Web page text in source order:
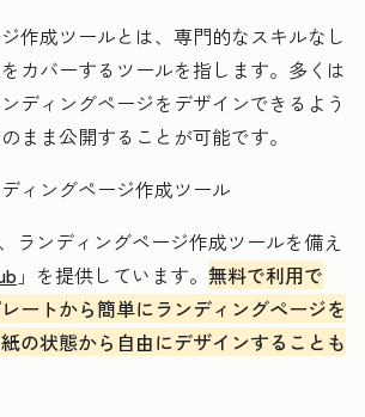
作成ツールとは、専門的なスキルなし
カバーするツールを指します。多くは
ディングページをデザインできるよう
まま公開することが可能です。
ランディングページ作成ツールを備え
」を提供しています。 無料で利用で
ートから簡単にランディングページを
の状態から自由にデザインすることも